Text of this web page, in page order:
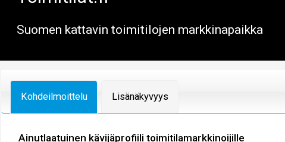
Suomen kattavin toimitilojen markkinapaikka
Kohdeilmoittelu Lisänäkyvyys
Ainutlaatuinen kävijäprofiili toimitilamarkkinoijille